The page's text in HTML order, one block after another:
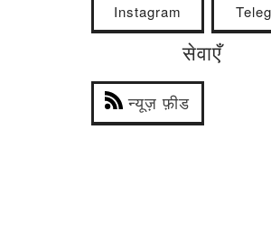
Instagram
सेवाएँ
न्यूज़ फ़ीड